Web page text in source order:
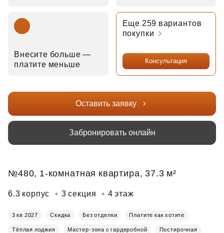
Внесите больше —
платите меньше
Еще 259 вариантов
покупки
Консультация
Оставить заявку
Забронировать онлайн
№480, 1-комнатная квартира, 37.3 м²
6.3 корпус 3 секция 4 этаж
3 кв 2027 Скидка Без отделки Платите как хотите
Тёплая лоджия Мастер-зона с гардеробной Постирочная